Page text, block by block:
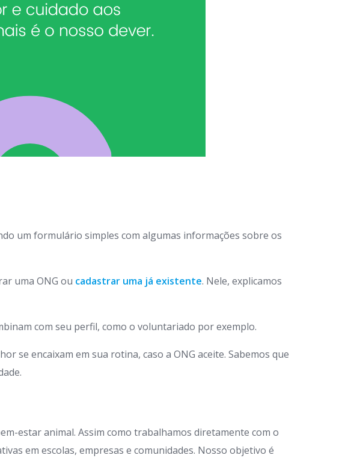
um formulário simples com algumas informações sobre os
uma ONG ou cadastrar uma já existente. Nele, explicamos
com seu perfil, como o voluntariado por exemplo.
se encaixam em sua rotina, caso a ONG aceite. Sabemos que
estar animal. Assim como trabalhamos diretamente com o
em escolas, empresas e comunidades. Nosso objetivo é